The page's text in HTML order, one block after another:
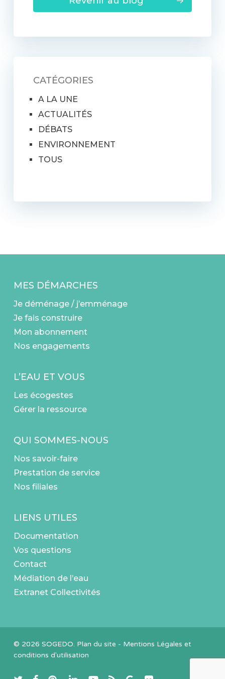
CATÉGORIES
A LA UNE
ACTUALITÉS
DÉBATS
ENVIRONNEMENT
TOUS
MES DÉMARCHES
Je déménage / j’emménage
Je fais construire
Mon abonnement
Nos engagements
L’EAU ET VOUS
Les écogestes
Gérer la ressource
QUI SOMMES-NOUS
Nos savoir-faire
Prestation de service
Nos filiales
LIENS UTILES
Documentation
Vos questions
Contact
Médiation de l’eau
Extranet Collectivités
© 2026 SOGEDO. Plan du site - Mentions Légales et
conditions d'utilisation